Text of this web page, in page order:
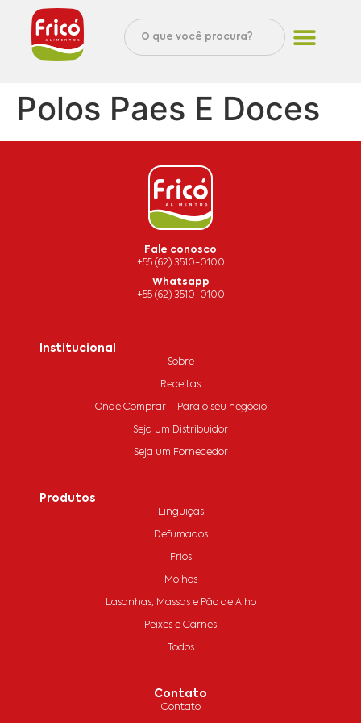
Polos Paes E Doces
Fale conosco
+55 (62) 3510-0100
Whatsapp
+55 (62) 3510-0100
Institucional
Sobre
Receitas
Onde Comprar – Para o seu negócio
Seja um Distribuidor
Seja um Fornecedor
Produtos
Linguiças
Defumados
Frios
Molhos
Lasanhas, Massas e Pão de Alho
Peixes e Carnes
Todos
Contato
Contato